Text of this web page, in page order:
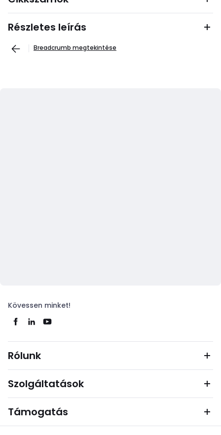
Részletes leírás
Breadcrumb megtekintése
Kövessen minket!
Rólunk
Szolgáltatások
Támogatás